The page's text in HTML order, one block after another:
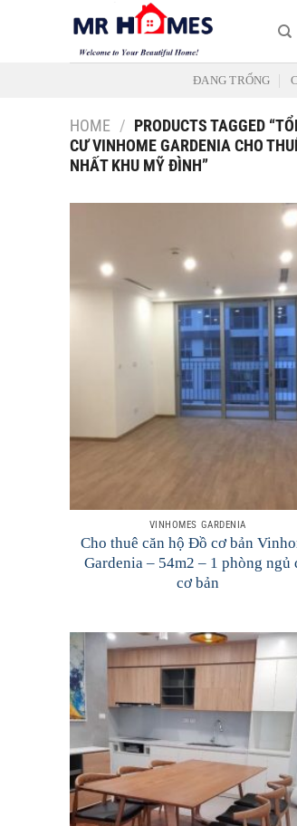
ĐANG TRỐNG
HOME / PRODUCTS TAGGED
CƯ VINHOME GARDENIA CHO
NHẤT KHU MỸ ĐÌNH”
VINHOMES GARDENIA
Cho thuê căn hộ Đồ cơ bản
Gardenia – 54m2 – 1 phòng ngủ
cơ bản
Add